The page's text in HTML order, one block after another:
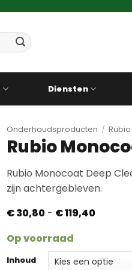
Diensten
Onderhoudsproducten /
Rubio
Rubio Monocoat Deep
zijn achtergebleven.
€30,80 - €119,40
Op voorraad
Inhoud